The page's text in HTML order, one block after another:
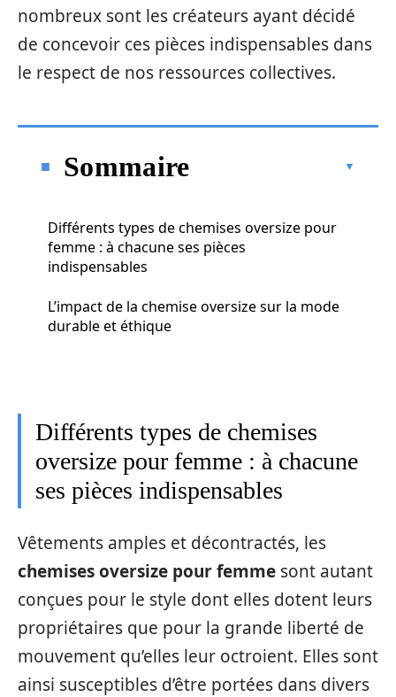
nombreux sont les créateurs ayant décidé
de concevoir ces pièces indispensables dans
le respect de nos ressources collectives.
Sommaire
Différents types de chemises oversize pour
femme : à chacune ses pièces
indispensables
L’impact de la chemise oversize sur la mode
durable et éthique
Différents types de chemises
oversize pour femme : à chacune
ses pièces indispensables
Vêtements amples et décontractés, les
chemises oversize pour femme sont autant
conçues pour le style dont elles dotent leurs
propriétaires que pour la grande liberté de
mouvement qu’elles leur octroient. Elles sont
ainsi susceptibles d’être portées dans divers